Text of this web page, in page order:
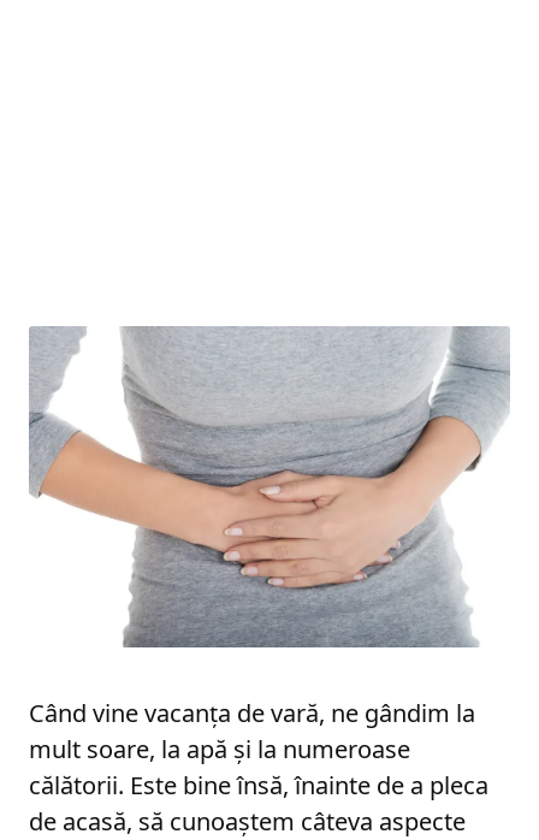
Când vine vacanța de vară, ne gândim la
mult soare, la apă și la numeroase
călătorii. Este bine însă, înainte de a pleca
de acasă, să cunoaștem câteva aspecte